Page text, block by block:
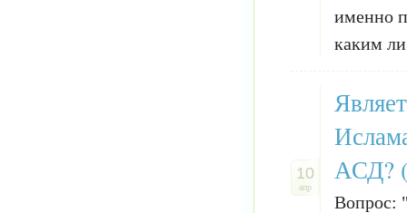
именно
каким
10
апр
АСД?
Вопрос: